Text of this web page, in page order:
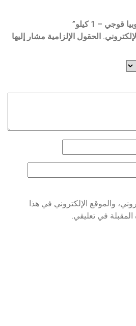
– 1 كيلو”
الحقول الإلزامية مشار إليها
والموقع الإلكتروني في هذا
في تعليقي.